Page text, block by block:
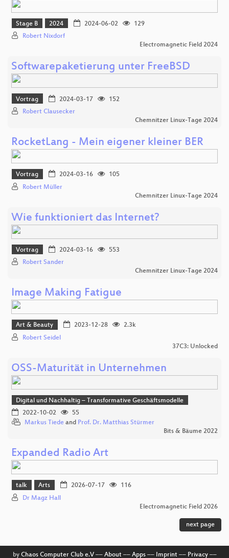
Stage B 2024 2024-06-02
129
Robert Nixdorf
Electromagnetic Field 2024
Softwarepaketierung unter FreeBSD
Vortrag 2024-03-17
152
Robert Clausecker
Chemnitzer Linux-Tage 2024
RocketLang - Mein eigener kleiner BER
Vortrag 2024-03-16
105
Robert Müller
Chemnitzer Linux-Tage 2024
Wie funktioniert das Internet?
Vortrag 2024-03-16
553
Robert Sander
Chemnitzer Linux-Tage 2024
Image Making Fatigue
Art & Beauty 2023-12-28
2.3k
Robert Seidel
37C3: Unlocked
OSS-Maturität in Unternehmen
Digital und Nachhaltig – Transformative Geschäftsmodelle
2022-10-02
55
Markus Tiede and Prof. Dr. Matthias Stürmer
Bits & Bäume 2022
Expanded Radio Art
talk Arts 2026-07-17
116
Dr Magz Hall
Electromagnetic Field 2026
next page
by Chaos Computer Club e.V–– About–– Apps–– Imprint–– Privacy––